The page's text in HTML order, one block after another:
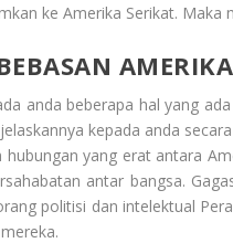
ke Amerika Serikat. Maka
AMERIKA
anda beberapa hal yang
kepada anda
yang erat antara
antar bangsa.
politisi dan intelektual